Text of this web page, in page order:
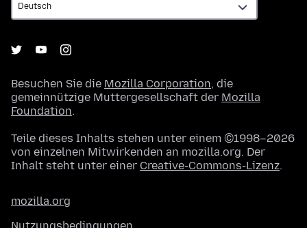
Besuchen Sie die Mozilla Corporation, die
gemeinnützige Muttergesellschaft der Mozilla
Foundation.
Teile dieses Inhalts stehen unter einem ©1998–2026
von einzelnen Mitwirkenden an mozilla.org. Der
Inhalt steht unter einer Creative-Commons-Lizenz.
mozilla.org